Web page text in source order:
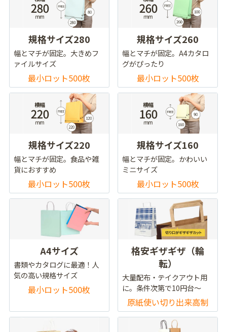
規格サイズ280
幅とマチが固定。大きめフ
ァイルサイズ
最小ロット500枚
規格サイズ260
幅とマチが固定。A4カタロ
グがぴったり
最小ロット500枚
規格サイズ220
幅とマチが固定。食品や雑
貨におすすめ
最小ロット500枚
規格サイズ160
幅とマチが固定。かわいい
ミニサイズ
最小ロット500枚
A4サイズ
書類やカタログに最適！人
気の高い規格サイズ
最小ロット500枚
格安ギザギザ（輪
転）
大量配布・テイクアウト用
に。条件次第で10円台～
原紙使い切り出来高制